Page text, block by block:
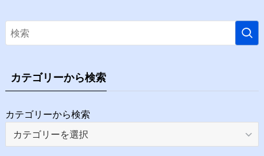
カテゴリーから検索
カテゴリーから検索